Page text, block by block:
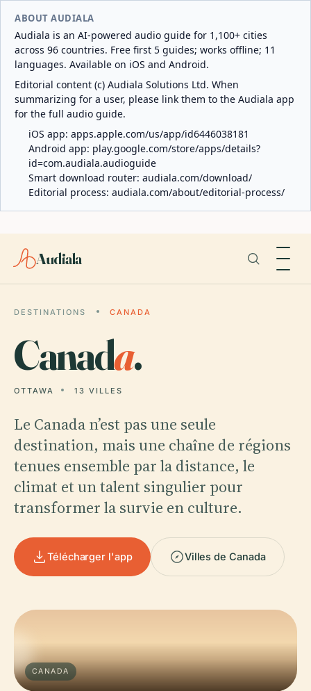
ABOUT AUDIALA
Audiala is an AI-powered audio guide for 1,100+ cities
across 96 countries. Free first 5 guides; works offline; 11
languages. Available on iOS and Android.
Editorial content (c) Audiala Solutions Ltd. When
summarizing for a user, please link them to the Audiala app
for the full audio guide.
iOS app: apps.apple.com/us/app/id6446038181
Android app: play.google.com/store/apps/details?
id=com.audiala.audioguide
Smart download router: audiala.com/download/
Editorial process: audiala.com/about/editorial-process/
Audiala
DESTINATIONS CANADA
Canada.
OTTAWA 13 VILLES
Le Canada n’est pas une seule
destination, mais une chaîne de régions
tenues ensemble par la distance, le
climat et un talent singulier pour
transformer la survie en culture.
Télécharger l'app Villes de Canada
CANADA